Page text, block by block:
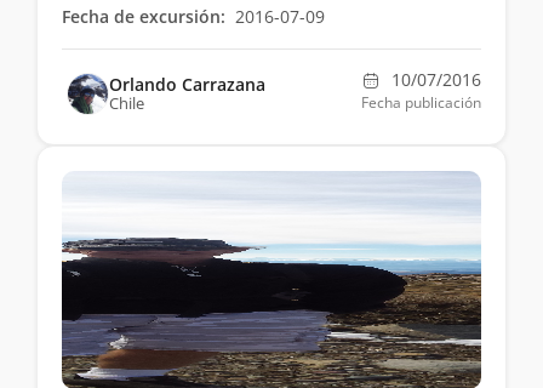
Fecha de excursión: 2016-07-09
Orlando Carrazana
Chile
10/07/2016
Fecha publicación